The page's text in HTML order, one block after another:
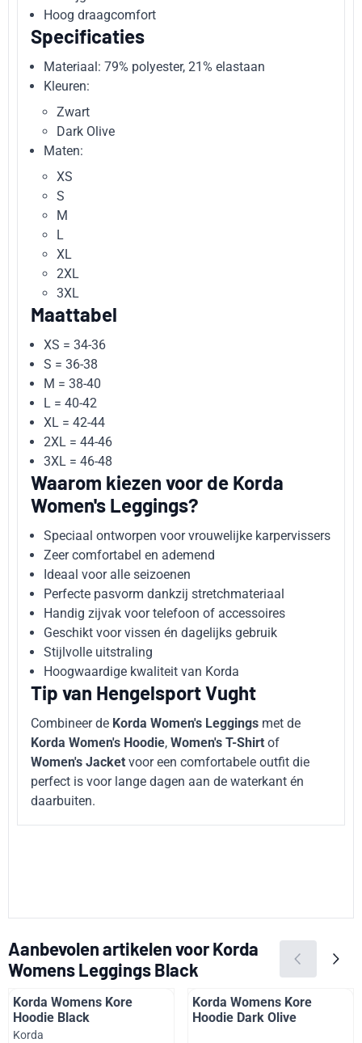
Hoog draagcomfort
Specificaties
Materiaal: 79% polyester, 21% elastaan
Kleuren:
Zwart
Dark Olive
Maten:
XS
S
M
L
XL
2XL
3XL
Maattabel
XS = 34-36
S = 36-38
M = 38-40
L = 40-42
XL = 42-44
2XL = 44-46
3XL = 46-48
Waarom kiezen voor de Korda
Women's Leggings?
Speciaal ontworpen voor vrouwelijke karpervissers
Zeer comfortabel en ademend
Ideaal voor alle seizoenen
Perfecte pasvorm dankzij stretchmateriaal
Handig zijvak voor telefoon of accessoires
Geschikt voor vissen én dagelijks gebruik
Stijlvolle uitstraling
Hoogwaardige kwaliteit van Korda
Tip van Hengelsport Vught
Combineer de Korda Women's Leggings met de
Korda Women's Hoodie,Women's T-Shirt of
Women's Jacket voor een comfortabele outfit die
perfect is voor lange dagen aan de waterkant én
daarbuiten.
Aanbevolen artikelen voorKorda
Womens Leggings Black
Korda Womens Kore
Hoodie Black
Merk:
Korda
Korda Womens Kore
Hoodie Dark Olive